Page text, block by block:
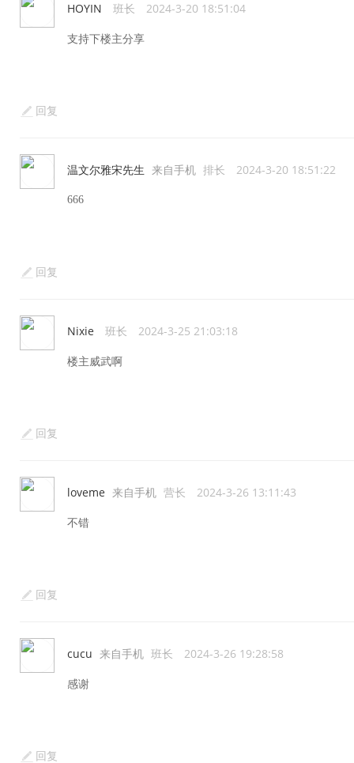
HOYIN 班长 2024-3-20 18:51:04
支持下楼主分享
回复
温文尔雅宋先生 来自手机 排长 2024-3-20 18:51:22
666
回复
Nixie 班长 2024-3-25 21:03:18
楼主威武啊
回复
loveme 来自手机 营长 2024-3-26 13:11:43
不错
回复
cucu 来自手机 班长 2024-3-26 19:28:58
感谢
回复